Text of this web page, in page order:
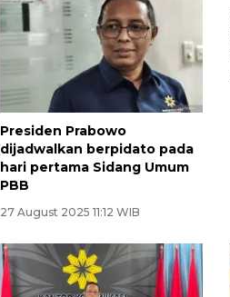
Presiden Prabowo
dijadwalkan berpidato pada
hari pertama Sidang Umum
PBB
27 August 2025 11:12 WIB